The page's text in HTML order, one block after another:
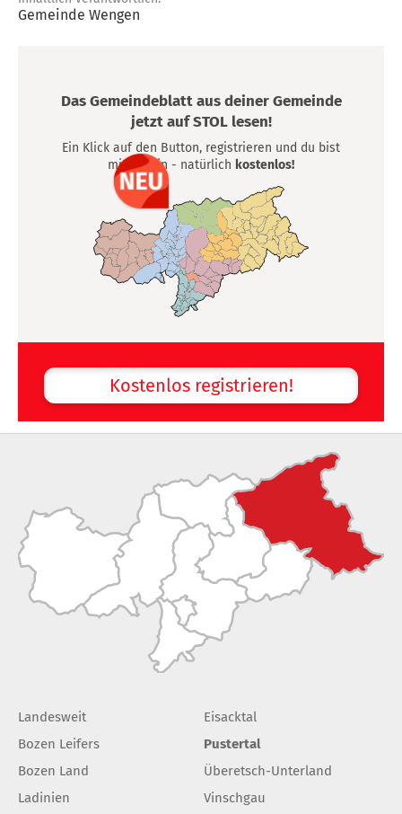
Gemeinde Wengen
Das Gemeindeblatt aus deiner Gemeinde
jetzt auf STOL lesen!
Ein Klick auf den Button, registrieren und du bist
mittendrin - natürlich kostenlos!
Kostenlos registrieren!
Landesweit
Bozen Leifers
Bozen Land
Ladinien
Eisacktal
Pustertal
Überetsch-Unterland
Vinschgau